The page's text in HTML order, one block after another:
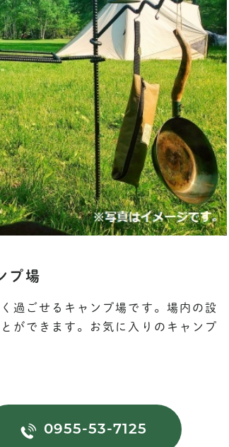
プ場
過ごせるキャンプ場です。場内の設
ができます。お気に入りのキャンプ
0955-53-7125